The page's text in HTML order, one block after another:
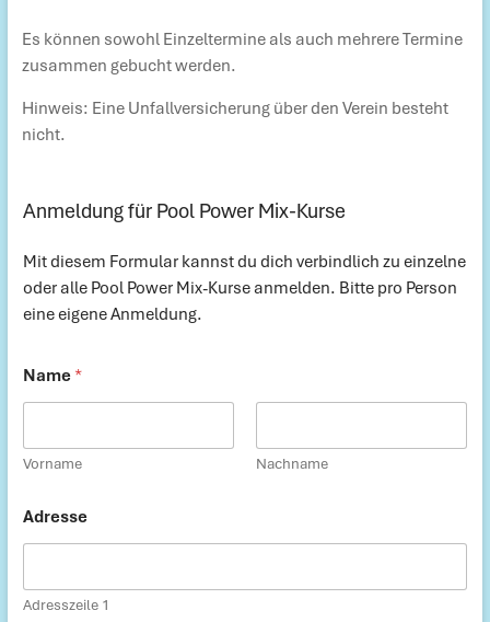
Es können sowohl Einzeltermine als auch mehrere Termine
zusammen gebucht werden.
Hinweis: Eine Unfallversicherung über den Verein besteht
nicht.
Anmeldung für Pool Power Mix-Kurse
Mit diesem Formular kannst du dich verbindlich zu einzelne
oder alle Pool Power Mix-Kurse anmelden. Bitte pro Person
eine eigene Anmeldung.
Name *
Vorname Nachname
Adresse
Adresszeile 1